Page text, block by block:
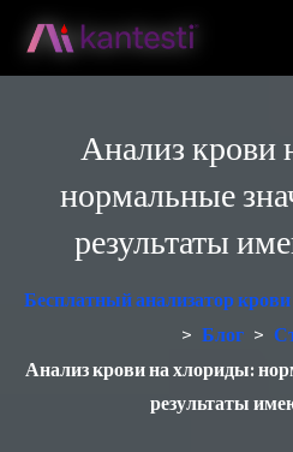
Анализ крови
нормальные
результаты
Бесплатный анализатор
> Блог >
Анализ крови на хлориды:
результаты